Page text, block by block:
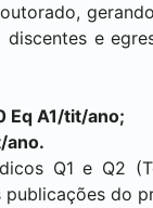
e
Eq A1/tit/ano;
ano.
Q1 e Q2
publicações do